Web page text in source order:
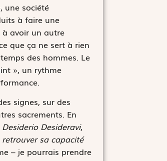
une société
à faire une
à avoir un autre
que ça ne sert à rien
des hommes. Le
», un rythme
signes, sur des
sacrements. En
Desiderio Desideravi,
retrouver sa capacité
– je pourrais prendre